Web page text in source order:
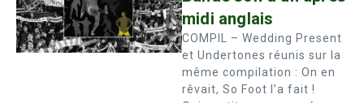
midi anglais
COMPIL – Wedding Present
et Undertones réunis sur la
même compilation : On en
rêvait, So Foot l’a fait !